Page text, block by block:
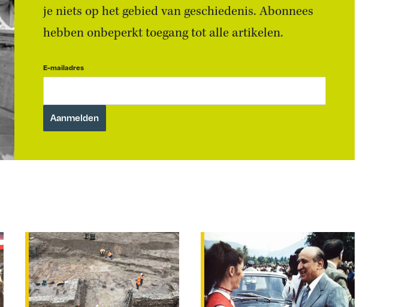
je niets op het gebied van geschiedenis. Abonnees
hebben onbeperkt toegang tot alle artikelen.
E-mailadres